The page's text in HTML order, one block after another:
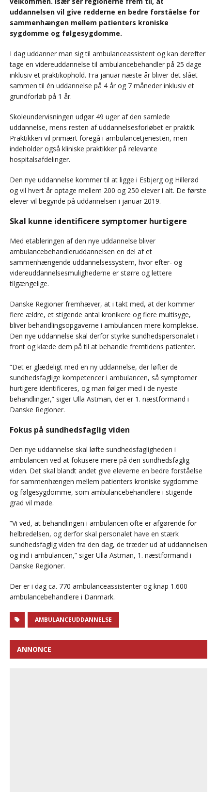
uddannelsen vil give redderne en bedre forståelse for
sammenhængen mellem patienters kroniske
sygdomme og følgesygdomme.
I dag uddanner man sig til ambulanceassistent og kan derefter
tage en videreuddannelse til ambulancebehandler på 25 dage
inklusiv et praktikophold. Fra januar næste år bliver det slået
sammen til én uddannelse på 4 år og 7 måneder inklusiv et
grundforløb på 1 år.
Skoleundervisningen udgør 49 uger af den samlede
uddannelse, mens resten af uddannelsesforløbet er praktik.
Praktikken vil primært foregå i ambulancetjenesten, men
indeholder også kliniske praktikker på relevante
hospitalsafdelinger.
Den nye uddannelse kommer til at ligge i Esbjerg og Hillerød
og vil hvert år optage mellem 200 og 250 elever i alt. De første
elever vil begynde på uddannelsen i januar 2019.
Skal kunne identificere symptomer hurtigere
Med etableringen af den nye uddannelse bliver
ambulancebehandleruddannelsen en del af et
sammenhængende uddannelsessystem, hvor efter- og
videreuddannelsesmulighederne er større og lettere
tilgængelige.
Danske Regioner fremhæver, at i takt med, at der kommer
flere ældre, et stigende antal kronikere og flere multisyge,
bliver behandlingsopgaverne i ambulancen mere komplekse.
Den nye uddannelse skal derfor styrke sundhedspersonalet i
front og klæde dem på til at behandle fremtidens patienter.
”Det er glædeligt med en ny uddannelse, der løfter de
sundhedsfaglige kompetencer i ambulancen, så symptomer
hurtigere identificeres, og man følger med i de nyeste
behandlinger,” siger Ulla Astman, der er 1. næstformand i
Danske Regioner.
Fokus på sundhedsfaglig viden
Den nye uddannelse skal løfte sundhedsfagligheden i
ambulancen ved at fokusere mere på den sundhedsfaglig
viden. Det skal blandt andet give eleverne en bedre forståelse
for sammenhængen mellem patienters kroniske sygdomme
og følgesygdomme, som ambulancebehandlere i stigende
grad vil møde.
”Vi ved, at behandlingen i ambulancen ofte er afgørende for
helbredelsen, og derfor skal personalet have en stærk
sundhedsfaglig viden fra den dag, de træder ud af uddannelsen
og ind i ambulancen,” siger Ulla Astman, 1. næstformand i
Danske Regioner.
Der er i dag ca. 770 ambulanceassistenter og knap 1.600
ambulancebehandlere i Danmark.
AMBULANCEUDDANNELSE
ANNONCE